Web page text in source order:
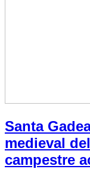
Santa
medieval
campestre